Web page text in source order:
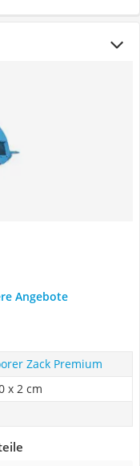
Angebote
Zack Premium
x 2 cm